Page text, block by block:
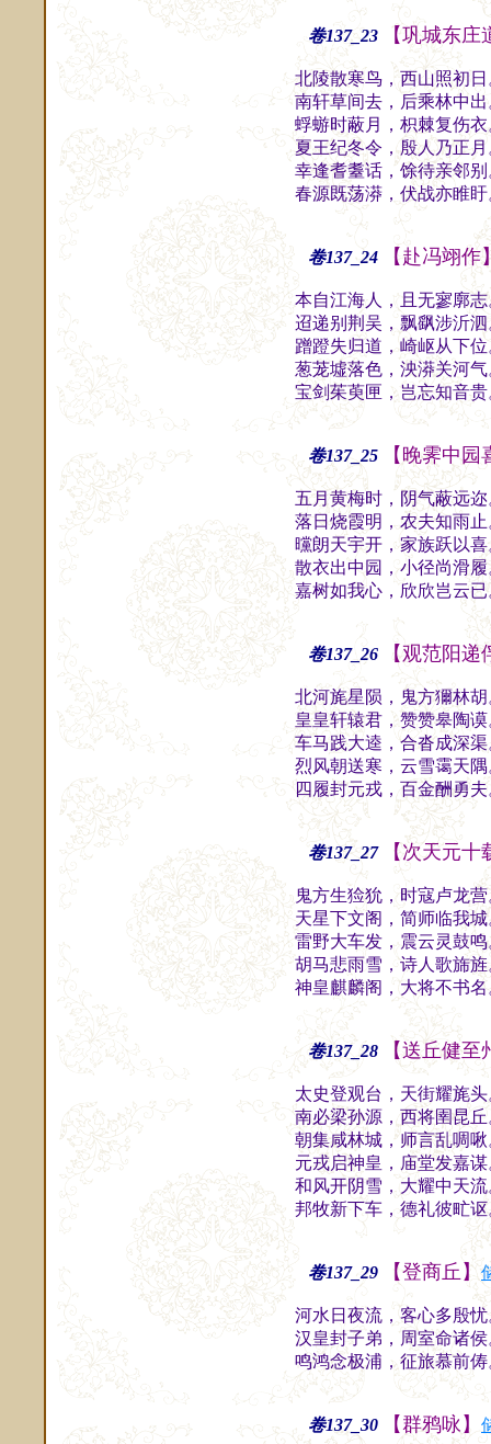
卷137_23 【巩城东
北陵散寒鸟，西山照初
南轩草间去，后乘林中
蜉蝣时蔽月，枳棘复伤
夏王纪冬令，殷人乃正
幸逢耆耋话，馀待亲邻
春源既荡漭，伏战亦睢
卷137_24 【赴冯翊作
本自江海人，且无寥廓
迢递别荆吴，飘飖涉沂
蹭蹬失归道，崎岖从下
葱茏墟落色，泱漭关河
宝剑茱萸匣，岂忘知音
卷137_25 【晚霁中
五月黄梅时，阴气蔽远
落日烧霞明，农夫知雨
曭朗天宇开，家族跃以
散衣出中园，小径尚滑
嘉树如我心，欣欣岂云已
卷137_26 【观范阳递
北河旄星陨，鬼方獮林
皇皇轩辕君，赞赞皋陶
车马践大逵，合沓成深
烈风朝送寒，云雪霭天
四履封元戎，百金酬勇
卷137_27 【次天元
鬼方生猃狁，时寇卢龙
天星下文阁，简师临我
雷野大车发，震云灵鼓
胡马悲雨雪，诗人歌旆
神皇麒麟阁，大将不书名
卷137_28 【送丘健
太史登观台，天街耀旄
南必梁孙源，西将圉昆
朝集咸林城，师言乱啁
元戎启神皇，庙堂发嘉
和风开阴雪，大耀中天
邦牧新下车，德礼彼甿
卷137_29 【登商丘】
河水日夜流，客心多殷
汉皇封子弟，周室命诸
鸣鸿念极浦，征旅慕前
卷137_30 【群鸦咏】